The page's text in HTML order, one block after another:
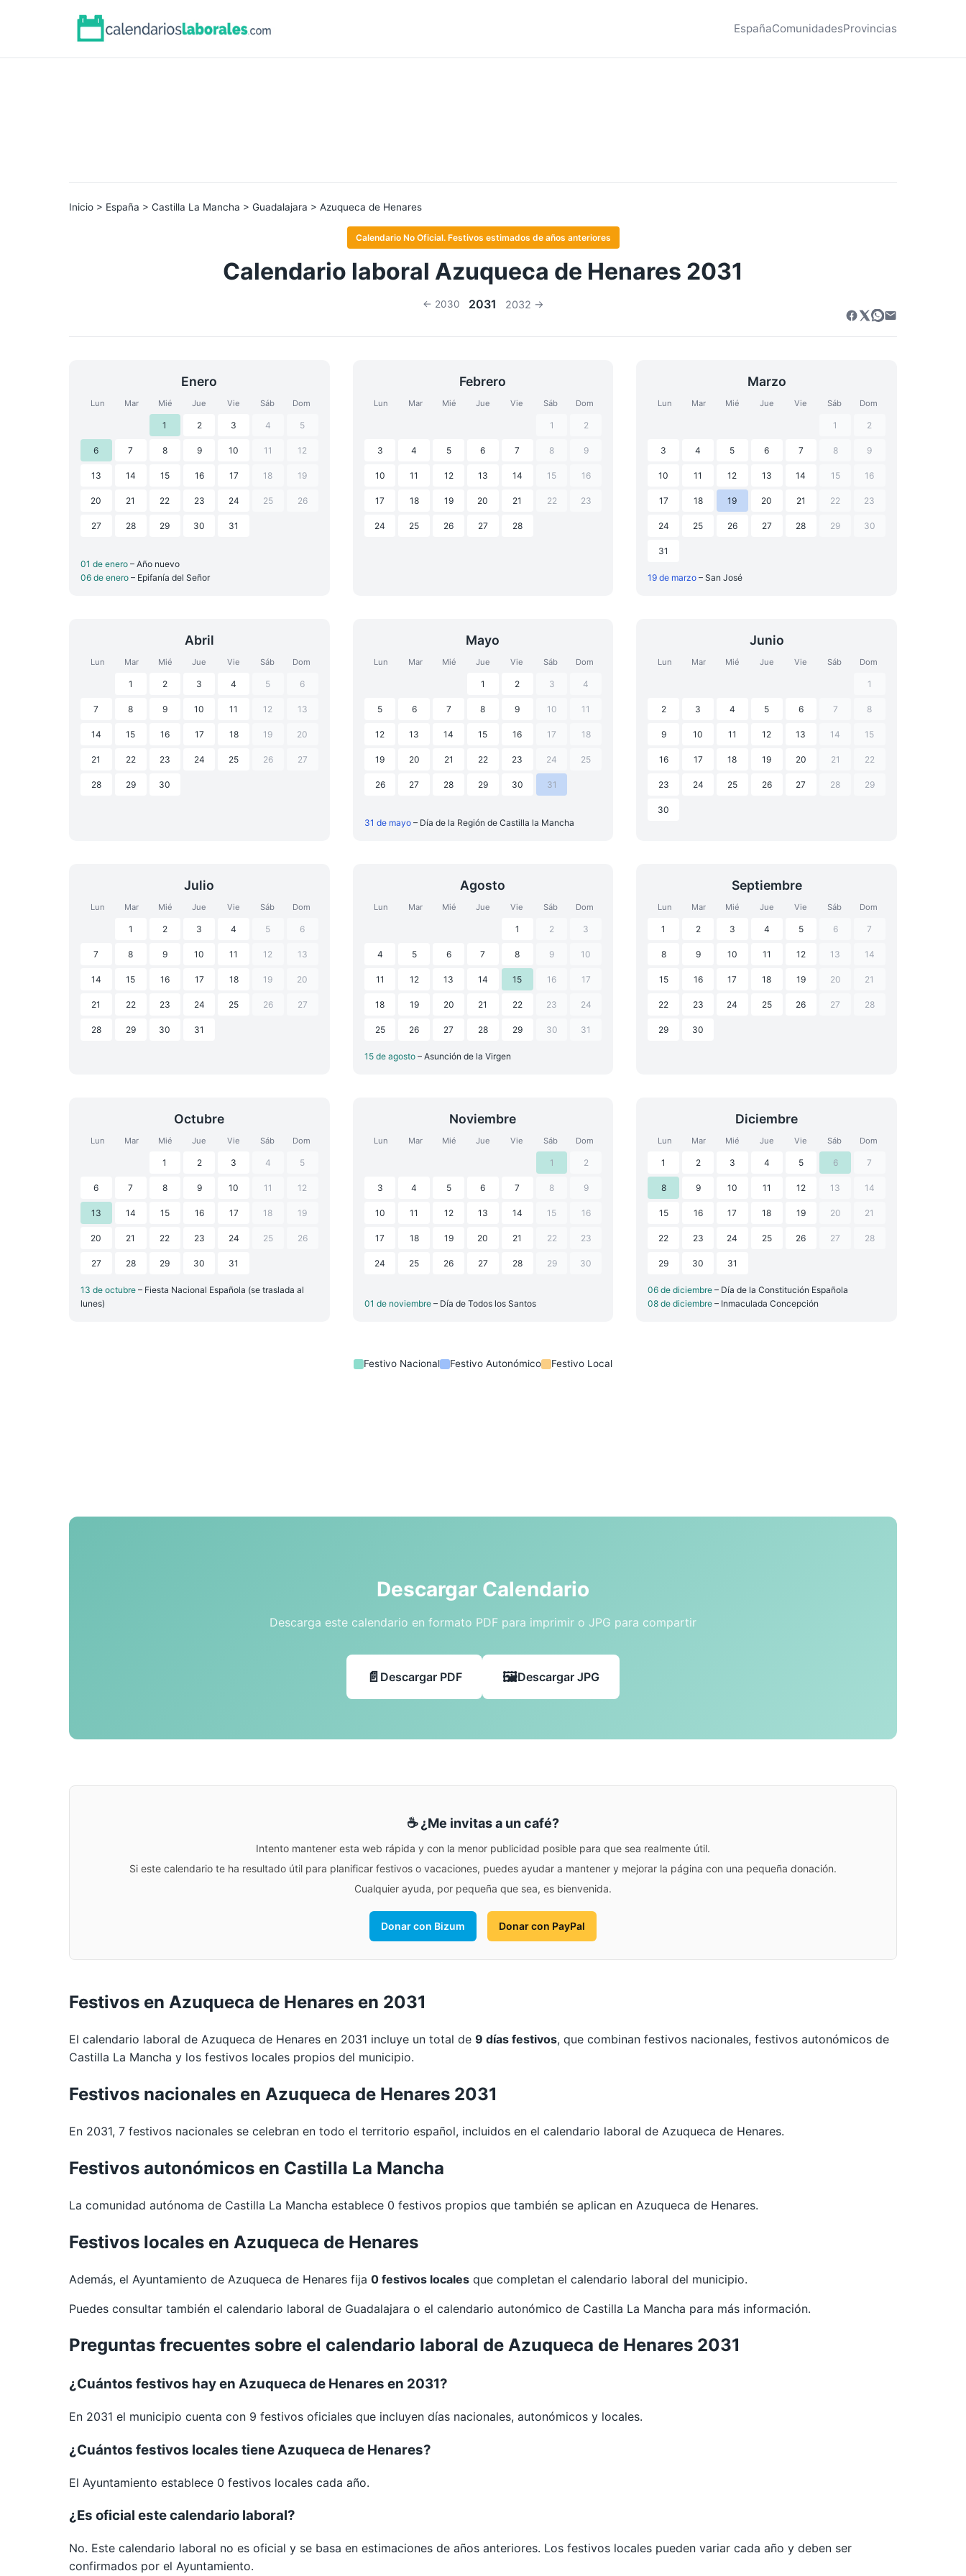
EspañaComunidadesProvincias
Inicio > España > Castilla La Mancha > Guadalajara > Azuqueca de Henares
Calendario No Oficial. Festivos estimados de años anteriores
Calendario laboral Azuqueca de Henares 2031
← 2030 2031 2032 →
Enero
Lun Mar Mié Jue Vie Sáb Dom
1 2 3 4 5
6 7 8 9 10 11 12
13 14 15 16 17 18 19
20 21 22 23 24 25 26
27 28 29 30 31
01 de enero – Año nuevo
06 de enero – Epifanía del Señor
Febrero
Lun Mar Mié Jue Vie Sáb Dom
1 2
3 4 5 6 7 8 9
10 11 12 13 14 15 16
17 18 19 20 21 22 23
24 25 26 27 28
Marzo
Lun Mar Mié Jue Vie Sáb Dom
1 2
3 4 5 6 7 8 9
10 11 12 13 14 15 16
17 18 19 20 21 22 23
24 25 26 27 28 29 30
31
19 de marzo– San José
Abril
Lun Mar Mié Jue Vie Sáb Dom
1 2 3 4 5 6
7 8 9 10 11 12 13
14 15 16 17 18 19 20
21 22 23 24 25 26 27
28 29 30
Mayo
Lun Mar Mié Jue Vie Sáb Dom
1 2 3 4
5 6 7 8 9 10 11
12 13 14 15 16 17 18
19 20 21 22 23 24 25
26 27 28 29 30 31
31 de mayo – Día de la Región de Castilla la Mancha
Junio
Lun Mar Mié Jue Vie Sáb Dom
1
2 3 4 5 6 7 8
9 10 11 12 13 14 15
16 17 18 19 20 21 22
23 24 25 26 27 28 29
30
Julio
Lun Mar Mié Jue Vie Sáb Dom
1 2 3 4 5 6
7 8 9 10 11 12 13
14 15 16 17 18 19 20
21 22 23 24 25 26 27
28 29 30 31
Agosto
Lun Mar Mié Jue Vie Sáb Dom
1 2 3
4 5 6 7 8 9 10
11 12 13 14 15 16 17
18 19 20 21 22 23 24
25 26 27 28 29 30 31
15 de agosto – Asunción de la Virgen
Septiembre
Lun Mar Mié Jue Vie Sáb Dom
1 2 3 4 5 6 7
8 9 10 11 12 13 14
15 16 17 18 19 20 21
22 23 24 25 26 27 28
29 30
Octubre
Lun Mar Mié Jue Vie Sáb Dom
1 2 3 4 5
6 7 8 9 10 11 12
13 14 15 16 17 18 19
20 21 22 23 24 25 26
27 28 29 30 31
13 de octubre – Fiesta Nacional Española (se traslada al
lunes)
Noviembre
Lun Mar Mié Jue Vie Sáb Dom
1 2
3 4 5 6 7 8 9
10 11 12 13 14 15 16
17 18 19 20 21 22 23
24 25 26 27 28 29 30
01 de noviembre – Día de Todos los Santos
Diciembre
Lun Mar Mié Jue Vie Sáb Dom
1 2 3 4 5 6 7
8 9 10 11 12 13 14
15 16 17 18 19 20 21
22 23 24 25 26 27 28
29 30 31
06 de diciembre– Día de la Constitución Española
08 de diciembre– Inmaculada Concepción
Festivo Nacional Festivo Autonómico Festivo Local
Descargar Calendario
Descarga este calendario en formato PDF para imprimir o JPG para compartir
Descargar PDF Descargar JPG
☕ ¿Me invitas a un café?
Intento mantener esta web rápida y con la menor publicidad posible para que sea realmente útil.
Si este calendario te ha resultado útil para planificar festivos o vacaciones, puedes ayudar a mantener y mejorar la página con una pequeña donación.
Cualquier ayuda, por pequeña que sea, es bienvenida.
Donar con Bizum Donar con PayPal
Festivos en Azuqueca de Henares en 2031
El calendario laboral de Azuqueca de Henares en 2031 incluye un total de 9 días festivos, que combinan festivos nacionales, festivos autonómicos de
Castilla La Mancha y los festivos locales propios del municipio.
Festivos nacionales en Azuqueca de Henares 2031
En 2031, 7 festivos nacionales se celebran en todo el territorio español, incluidos en el calendario laboral de Azuqueca de Henares.
Festivos autonómicos en Castilla La Mancha
La comunidad autónoma de Castilla La Mancha establece 0 festivos propios que también se aplican en Azuqueca de Henares.
Festivos locales en Azuqueca de Henares
Además, el Ayuntamiento de Azuqueca de Henares fija 0 festivos locales que completan el calendario laboral del municipio.
Puedes consultar también el calendario laboral de Guadalajara o el calendario autonómico de Castilla La Mancha para más información.
Preguntas frecuentes sobre el calendario laboral de Azuqueca de Henares 2031
¿Cuántos festivos hay en Azuqueca de Henares en 2031?
En 2031 el municipio cuenta con 9 festivos oficiales que incluyen días nacionales, autonómicos y locales.
¿Cuántos festivos locales tiene Azuqueca de Henares?
El Ayuntamiento establece 0 festivos locales cada año.
¿Es oficial este calendario laboral?
No. Este calendario laboral no es oficial y se basa en estimaciones de años anteriores. Los festivos locales pueden variar cada año y deben ser
confirmados por el Ayuntamiento.